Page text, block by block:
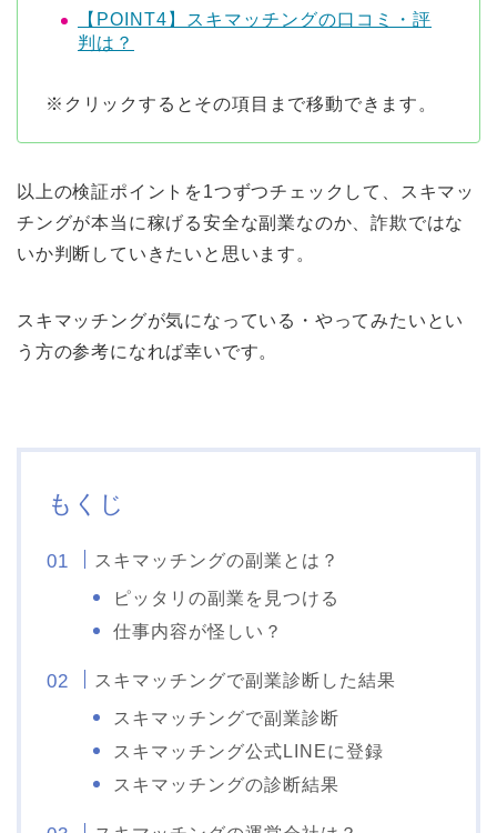
【POINT4】スキマッチングの口コミ・評
判は？
※クリックするとその項目まで移動できます。
以上の検証ポイントを1つずつチェックして、スキマッ
チングが本当に稼げる安全な副業なのか、詐欺ではな
いか判断していきたいと思います。
スキマッチングが気になっている・やってみたいとい
う方の参考になれば幸いです。
もくじ
スキマッチングの副業とは？
ピッタリの副業を見つける
仕事内容が怪しい？
スキマッチングで副業診断した結果
スキマッチングで副業診断
スキマッチング公式LINEに登録
スキマッチングの診断結果